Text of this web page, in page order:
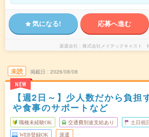
気になる! 応募へ進む
派遣会社 株式会社メイテックキャスト
未読
NEW
掲載日 2026/08/08
【週2日～】少人数だから負担
や食事のサポートなど
職種未経験OK 交通費別途支給あり 土日祝
WEB登録OK 派遣